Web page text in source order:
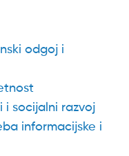
odgoj i
i socijalni razvoj
informacijske i